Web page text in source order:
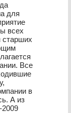
для
всех
старших
Все
в
А из
2009